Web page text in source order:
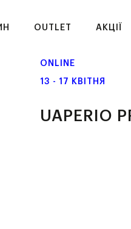
OUTLET АКЦІЇ
ONLINE
13 - 17 КВІТНЯ
UAPERIO